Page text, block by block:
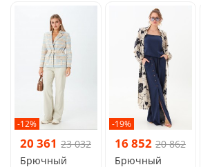
-12%
20 361 23 032
Брючный
-19%
16 852 20 862
Брючный